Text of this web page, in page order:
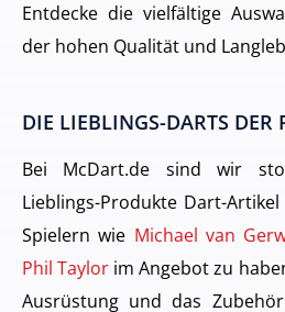
Entdecke die vielfältige
der hohen Qualität und
DIE LIEBLINGS-DARTS DER
Bei McDart.de sind wir
Lieblings-Produkte Dart-
Spielern wie Michael van
Phil Taylor im Angebot zu
Ausrüstung und das